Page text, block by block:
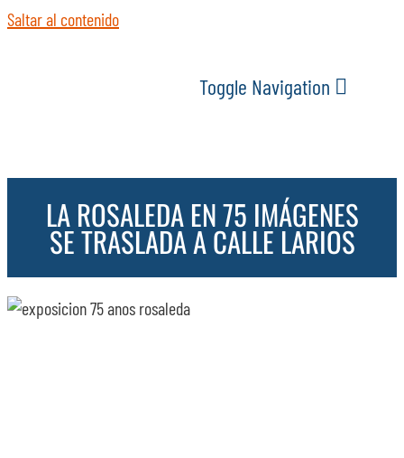
Saltar al contenido
Toggle Navigation
ACTUALIDAD
LA ROSALEDA EN 75 IMÁGENES
SE TRASLADA A CALLE LARIOS